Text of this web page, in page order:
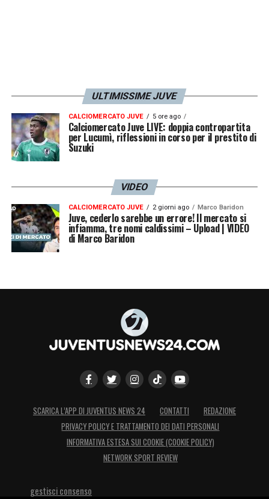
ULTIMISSIME JUVE
CALCIOMERCATO JUVE 5 ore ago
Calciomercato Juve LIVE: doppia contropartita
per Lucumì, riflessioni in corso per il prestito di
Suzuki
VIDEO
CALCIOMERCATO JUVE 2 giorni ago Marco Baridon
Juve, cederlo sarebbe un errore! Il mercato si
infiamma, tre nomi caldissimi – Upload | VIDEO
di Marco Baridon
SCARICA L’APP DI JUVENTUS NEWS 24 CONTATTI
REDAZIONE
PRIVACY POLICY E TRATTAMENTO DEI DATI PERSONALI
INFORMATIVA ESTESA SUI COOKIE (COOKIE POLICY)
NETWORK SPORT REVIEW
gestisci consenso